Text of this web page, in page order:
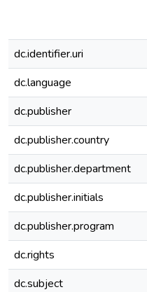
dc.identifier.uri
dc.language
dc.publisher
dc.publisher.country
dc.publisher.department
dc.publisher.initials
dc.publisher.program
dc.rights
dc.subject